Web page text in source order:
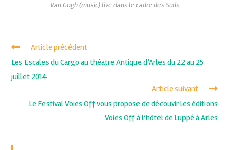
Van Gogh (music) live dans le cadre des Suds
Article précédent
Les Escales du Cargo au théatre Antique d’Arles du 22 au 25
juillet 2014
Article suivant
Le Festival Voies Off vous propose de découvir les éditions
Voies Off à l’hôtel de Luppé à Arles